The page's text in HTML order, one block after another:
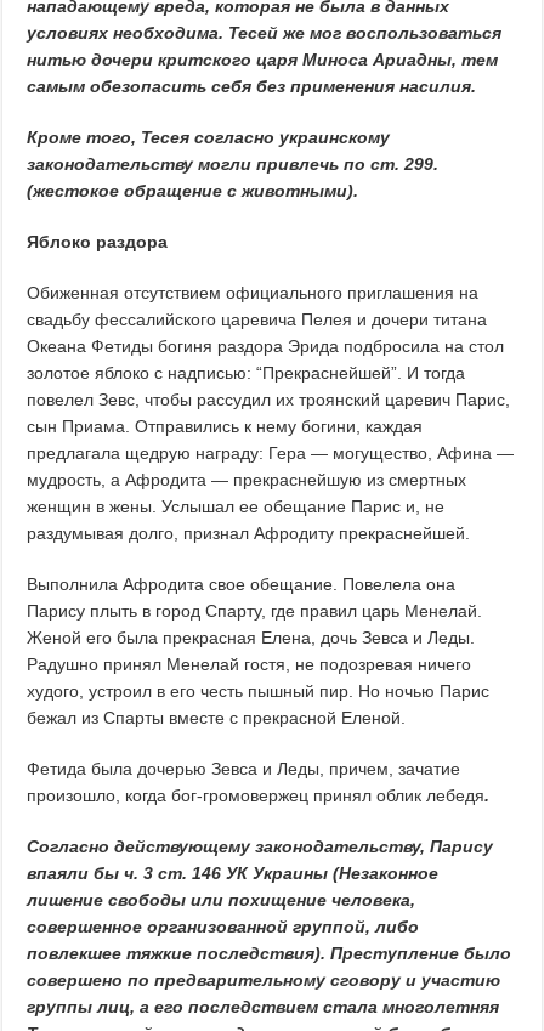
нападающему вреда, которая не была в данных
условиях необходима. Тесей же мог воспользоваться
нитью дочери критского царя Миноса Ариадны, тем
самым обезопасить себя без применения насилия.
Кроме того, Тесея согласно украинскому
законодательству могли привлечь по ст. 299.
(жестокое обращение с животными).
Яблоко раздора
Обиженная отсутствием официального приглашения на
свадьбу фессалийского царевича Пелея и дочери титана
Океана Фетиды богиня раздора Эрида подбросила на стол
золотое яблоко с надписью: “Прекраснейшей”. И тогда
повелел Зевс, чтобы рассудил их троянский царевич Парис,
сын Приама. Отправились к нему богини, каждая
предлагала щедрую награду: Гера — могущество, Афина —
мудрость, а Афродита — прекраснейшую из смертных
женщин в жены. Услышал ее обещание Парис и, не
раздумывая долго, признал Афродиту прекраснейшей.
Выполнила Афродита свое обещание. Повелела она
Парису плыть в город Спарту, где правил царь Менелай.
Женой его была прекрасная Елена, дочь Зевса и Леды.
Радушно принял Менелай гостя, не подозревая ничего
худого, устроил в его честь пышный пир. Но ночью Парис
бежал из Спарты вместе с прекрасной Еленой.
Фетида была дочерью Зевса и Леды, причем, зачатие
произошло, когда бог-громовержец принял облик лебедя.
Согласно действующему законодательству, Парису
впаяли бы ч. 3 ст. 146 УК Украины (Незаконное
лишение свободы или похищение человека,
совершенное организованной группой, либо
повлекшее тяжкие последствия). Преступление было
совершено по предварительному сговору и участию
группы лиц, а его последствием стала многолетняя